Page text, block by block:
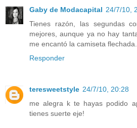
Gaby de Modacapital 24/7/10,
Tienes razón, las segundas
mejores, aunque ya no hay
me encantó la camiseta
Responder
teresweetstyle 24/7/10, 20:28
me alegra k te hayas podido
tienes suerte eje!